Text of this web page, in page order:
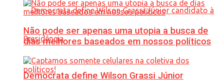
Democrata define Wilson Grassi Júnior
Não pode ser apenas uma utopia a busca de
dias melhores baseados em nossos políticos